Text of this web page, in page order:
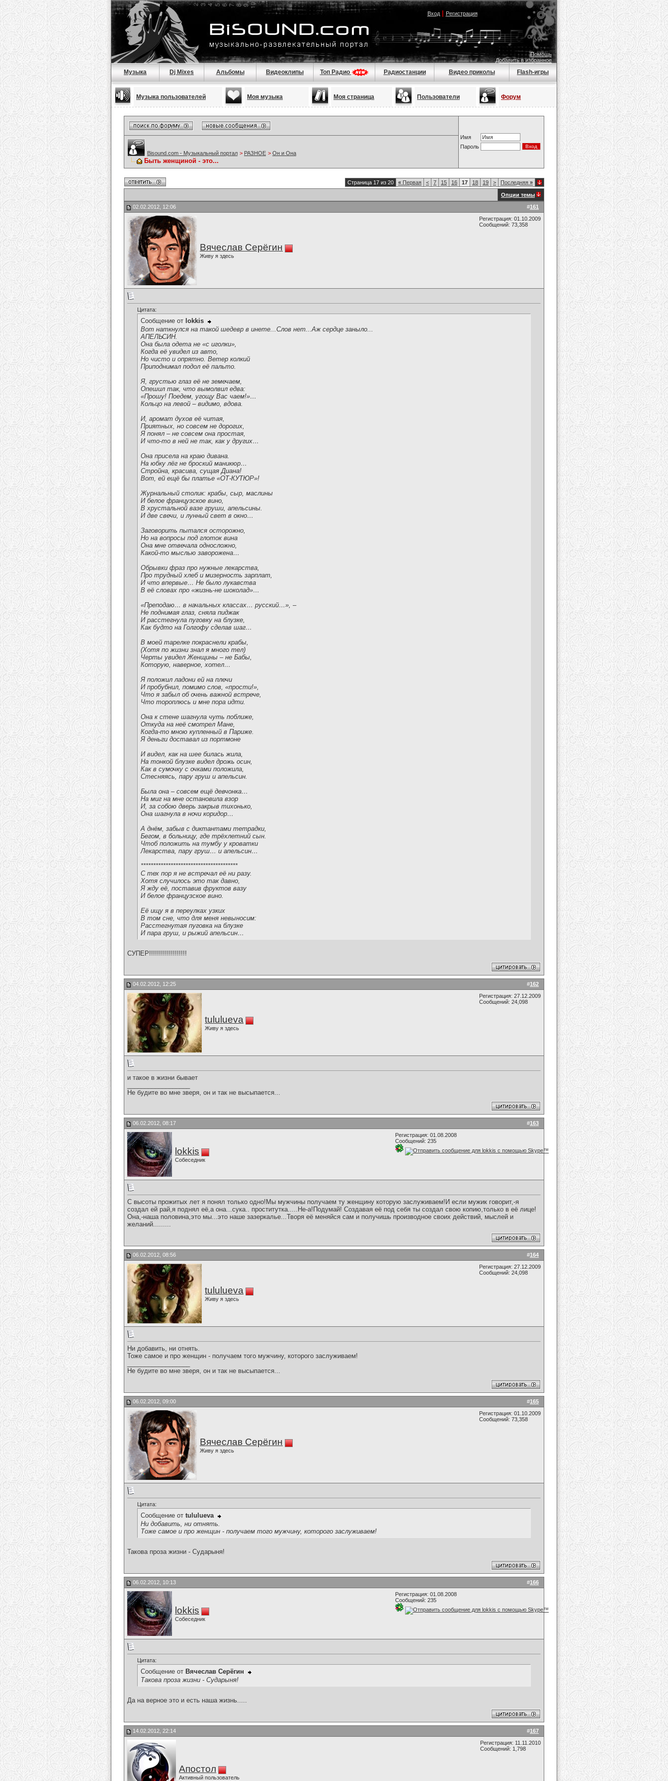
Вход| Регистрация
Помощь
Добавить в избранное
Музыка Dj Mixes Альбомы Видеоклипы Топ Радио Радиостанции Видео приколы Flash-игры
Музыка пользователей Моя музыка Моя страница Пользователи Форум
Имя
Пароль
Bisound.com - Музыкальный портал > РАЗНОЕ > Он и Она
Быть женщиной - это...
Страница 17 из 20 « Первая < 7 15 16 17 18 19 > Последняя »
Опции темы
#161
02.02.2012, 12:06
Вячеслав Серёгин
Живу я здесь
Регистрация: 01.10.2009
Сообщений: 73,358
Цитата:
Сообщение от lokkis
Вот наткнулся на такой шедевр в инете...Слов нет...Аж сердце заныло...
АПЕЛЬСИН.
Она была одета не «с иголки»,
Когда её увидел из авто,
Но чисто и опрятно. Ветер колкий
Приподнимал подол её пальто.
Я, грустью глаз её не земечаем,
Опешил так, что вымолвил едва:
«Прошу! Поедем, угощу Вас чаем!»…
Кольцо на левой – видимо, вдова.
И, аромат духов её читая,
Приятных, но совсем не дорогих,
Я понял – не совсем она простая,
И что-то в ней не так, как у других…
Она присела на краю дивана.
На юбку лёг не броский маникюр…
Стройна, красива, сущая Диана!
Вот, ей ещё бы платье «ОТ-КУТЮР»!
Журнальный столик: крабы, сыр, маслины
И белое французское вино,
В хрустальной вазе груши, апельсины.
И две свечи, и лунный свет в окно…
Заговорить пытался осторожно,
Но на вопросы под глоток вина
Она мне отвечала односложно,
Какой-то мыслью заворожена…
Обрывки фраз про нужные лекарства,
Про трудный хлеб и мизерность зарплат,
И что впервые… Не было лукавства
В её словах про «жизнь-не шоколад»…
«Преподаю… в начальных классах… русский…», –
Не поднимая глаз, сняла пиджак
И расстегнула пуговку на блузке,
Как будто на Голгофу сделав шаг…
В моей тарелке покраснели крабы,
(Хотя по жизни знал я много тел)
Черты увидел Женщины – не Бабы,
Которую, наверное, хотел…
Я положил ладони ей на плечи
И пробубнил, помимо слов, «прости!»,
Что я забыл об очень важной встрече,
Что тороплюсь и мне пора идти.
Она к стене шагнула чуть поближе,
Откуда на неё смотрел Мане,
Когда-то мною купленный в Париже.
Я деньги доставал из портмоне
И видел, как на шее билась жила,
На тонкой блузке видел дрожь осин,
Как в сумочку с очками положила,
Стесняясь, пару груш и апельсин.
Была она – совсем ещё девчонка…
На миг на мне остановила взор
И, за собою дверь закрыв тихонько,
Она шагнула в ночи коридор…
А днём, забыв с диктантами тетрадки,
Бегом, в больницу, где трёхлетний сын.
Чтоб положить на тумбу у кроватки
Лекарства, пару груш… и апельсин…
***************************************
С тех пор я не встречал её ни разу.
Хотя случилось это так давно,
Я жду её, поставив фруктов вазу
И белое французское вино.
Её ищу я в переулках узких
В том сне, что для меня невыносим:
Расстегнутая пуговка на блузке
И пара груш, и рыжий апельсин…
СУПЕР!!!!!!!!!!!!!!!!!!!
#162
04.02.2012, 12:25
tululueva
Живу я здесь
Регистрация: 27.12.2009
Сообщений: 24,098
и такое в жизни бывает
Не будите во мне зверя, он и так не высыпается...
#163
06.02.2012, 08:17
lokkis
Собеседник
Регистрация: 01.08.2008
Сообщений: 235
С высоты прожитых лет я понял только одно!Мы мужчины получаем ту женщину которую заслуживаем!И если мужик говорит,-я
создал ей рай,я поднял её,а она...сука.. проститутка.....Не-а!Подумай! Создавая её под себя ты создал свою копию,только в её лице!
Она,-наша половина,это мы...это наше зазеркалье...Творя её меняйся сам и получишь производное своих действий, мыслей и
желаний.........
#164
06.02.2012, 08:56
tululueva
Живу я здесь
Регистрация: 27.12.2009
Сообщений: 24,098
Ни добавить, ни отнять.
Тоже самое и про женщин - получаем того мужчину, которого заслуживаем!
Не будите во мне зверя, он и так не высыпается...
#165
06.02.2012, 09:00
Вячеслав Серёгин
Живу я здесь
Регистрация: 01.10.2009
Сообщений: 73,358
Цитата:
Сообщение от tululueva
Ни добавить, ни отнять.
Тоже самое и про женщин - получаем того мужчину, которого заслуживаем!
Такова проза жизни - Сударыня!
#166
06.02.2012, 10:13
lokkis
Собеседник
Регистрация: 01.08.2008
Сообщений: 235
Цитата:
Сообщение от Вячеслав Серёгин
Такова проза жизни - Сударыня!
Да на верное это и есть наша жизнь.....
#167
14.02.2012, 22:14
Апостол
Активный пользователь
Регистрация: 11.11.2010
Сообщений: 1,798